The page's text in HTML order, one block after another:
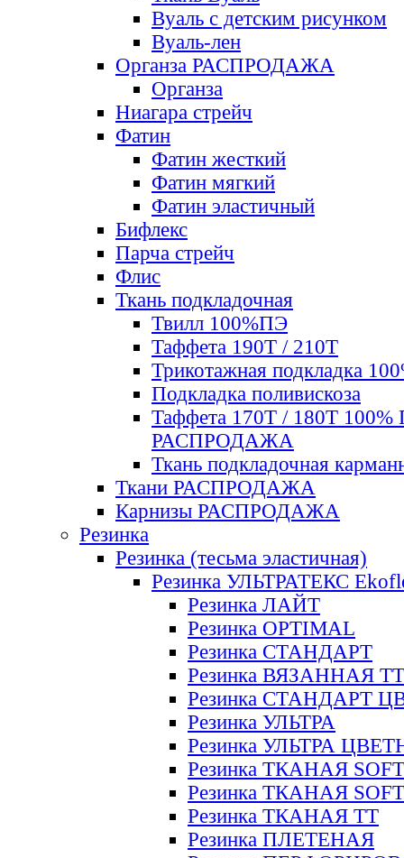
Вуаль с детским рисунком
Вуаль-лен
Органза РАСПРОДАЖА
Органза
Ниагара стрейч
Фатин
Фатин жесткий
Фатин мягкий
Фатин элаcтичный
Бифлекс
Парча стрейч
Флис
Ткань подкладочная
Твилл 100%ПЭ
Таффета 190Т / 210Т
Трикотажная подкладка
Подкладка поливискоза
Таффета 170Т / 180Т 100%
РАСПРОДАЖА
Ткань подкладочная
Ткани РАСПРОДАЖА
Карнизы РАСПРОДАЖА
Резинка
Резинка (тесьма эластичная)
Резинка УЛЬТРАТЕКС
Резинка ЛАЙТ
Резинка OPTIMAL
Резинка СТАНДАРТ
Резинка ВЯЗАННАЯ ТТ
Резинка СТАНДАРТ
Резинка УЛЬТРА
Резинка УЛЬТРА
Резинка ТКАНАЯ SOFT
Резинка ТКАНАЯ
Резинка ТКАНАЯ ТТ
Резинка ПЛЕТЕНАЯ